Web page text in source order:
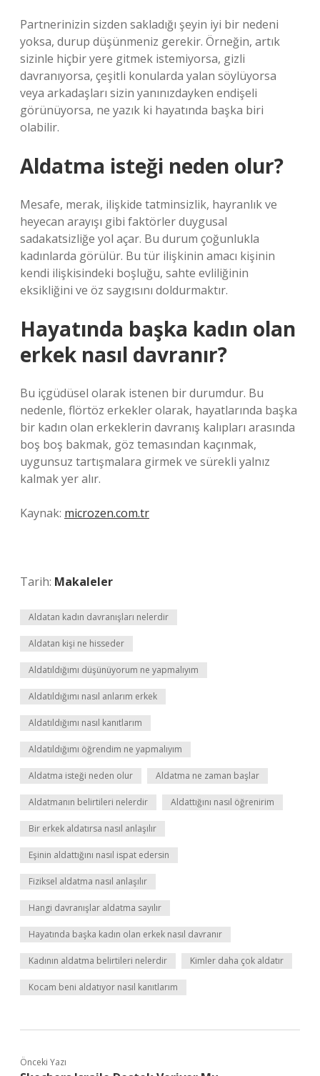
Partnerinizin sizden sakladığı şeyin iyi bir nedeni
yoksa, durup düşünmeniz gerekir. Örneğin, artık
sizinle hiçbir yere gitmek istemiyorsa, gizli
davranıyorsa, çeşitli konularda yalan söylüyorsa
veya arkadaşları sizin yanınızdayken endişeli
görünüyorsa, ne yazık ki hayatında başka biri
olabilir.
Aldatma isteği neden olur?
Mesafe, merak, ilişkide tatminsizlik, hayranlık ve
heyecan arayışı gibi faktörler duygusal
sadakatsizliğe yol açar. Bu durum çoğunlukla
kadınlarda görülür. Bu tür ilişkinin amacı kişinin
kendi ilişkisindeki boşluğu, sahte evliliğinin
eksikliğini ve öz saygısını doldurmaktır.
Hayatında başka kadın olan
erkek nasıl davranır?
Bu içgüdüsel olarak istenen bir durumdur. Bu
nedenle, flörtöz erkekler olarak, hayatlarında başka
bir kadın olan erkeklerin davranış kalıpları arasında
boş boş bakmak, göz temasından kaçınmak,
uygunsuz tartışmalara girmek ve sürekli yalnız
kalmak yer alır.
Kaynak: microzen.com.tr
Tarih: Makaleler
Aldatan kadın davranışları nelerdir
Aldatan kişi ne hisseder
Aldatıldığımı düşünüyorum ne yapmalıyım
Aldatıldığımı nasıl anlarım erkek
Aldatıldığımı nasıl kanıtlarım
Aldatıldığımı öğrendim ne yapmalıyım
Aldatma isteği neden olur Aldatma ne zaman başlar
Aldatmanın belirtileri nelerdir Aldattığını nasıl öğrenirim
Bir erkek aldatırsa nasıl anlaşılır
Eşinin aldattığını nasıl ispat edersin
Fiziksel aldatma nasıl anlaşılır
Hangi davranışlar aldatma sayılır
Hayatında başka kadın olan erkek nasıl davranır
Kadının aldatma belirtileri nelerdir Kimler daha çok aldatır
Kocam beni aldatıyor nasıl kanıtlarım
Önceki Yazı